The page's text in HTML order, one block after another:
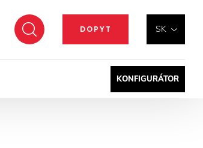
SK
DOPYT
Hľadať
KONFIGURÁTOR